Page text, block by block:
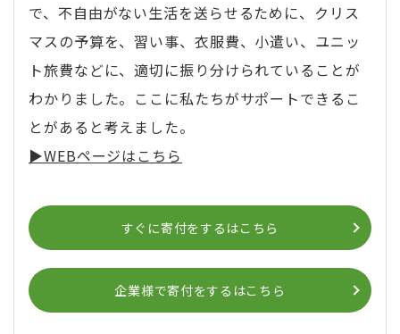
で、不自由がない生活を送らせるために、クリス
マスの予算を、習い事、衣服費、小遣い、ユニッ
ト旅費などに、適切に振り分けられていることが
わかりました。ここに私たちがサポートできるこ
とがあると考えました。
▶︎WEBページはこちら
すぐに寄付をするはこちら
企業様で寄付をするはこちら